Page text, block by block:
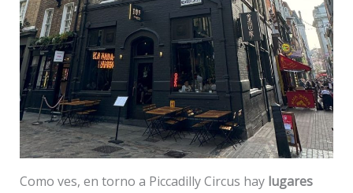
Como ves, en torno a Piccadilly Circus hay lugares